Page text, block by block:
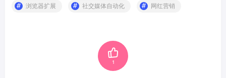
浏览器扩展 社交媒体自动化 网红营销
1